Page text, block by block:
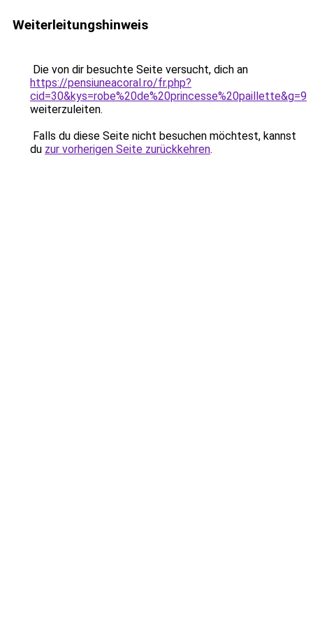
Weiterleitungshinweis
Die von dir besuchte Seite versucht, dich an
https://pensiuneacoral.ro/fr.php?
cid=30&kys=robe%20de%20princesse%20paillette&g=9
weiterzuleiten.
Falls du diese Seite nicht besuchen möchtest, kannst
du zur vorherigen Seite zurückkehren.